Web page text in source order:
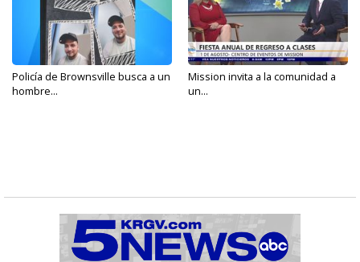
Policía de Brownsville busca a un
hombre...
Mission invita a la comunidad a
un...